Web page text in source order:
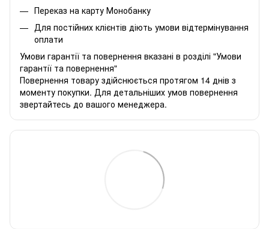
Переказ на карту Монобанку
Для постійних клієнтів діють умови відтермінування
оплати
Умови гарантії та повернення вказані в розділі "Умови
гарантії та повернення"
Повернення товару здійснюється протягом 14 днів з
моменту покупки. Для детальніших умов повернення
звертайтесь до вашого менеджера.